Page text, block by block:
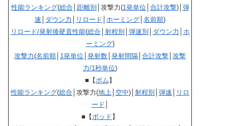
性能ランキング(総合│ 距離別 │攻撃力(1発単位 合計攻撃)│ 弾
速
ダウン力 リロード ホーミング 名前順)
リロード/発射後硬直性能(総合│ 射程別 弾速別 ダウン力
ホ
ーミング)
攻撃力(名前順 1発単位 発射数 発射間隔 合計攻撃 攻撃
力/1秒単位)
■【 ボム 】
性能ランキング(総合 │攻撃力(地上 空中)│ 射程別 弾速
リロ
ード
■【 ポッド 】